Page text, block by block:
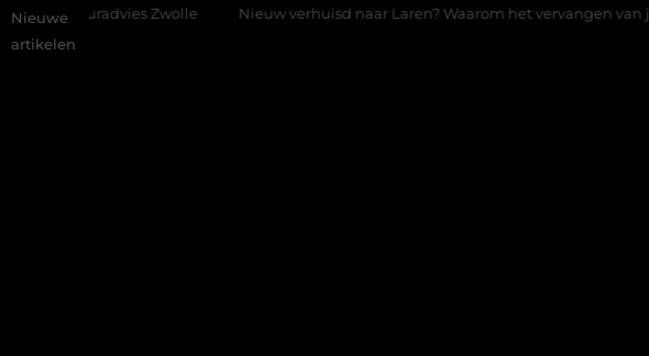
Nieuwe
artikelen
Zwolle Nieuw verhuisd naar Laren? Waarom het vervangen van je sloten een